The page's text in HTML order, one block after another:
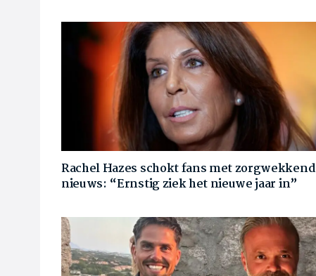
Rachel Hazes schokt fans met zorgwekkend
nieuws: “Ernstig ziek het nieuwe jaar in”